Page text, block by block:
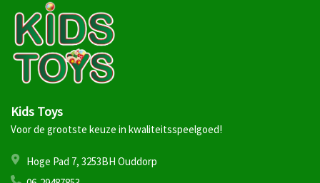
Kids Toys
Voor de grootste keuze in kwaliteitsspeelgoed!
Hoge Pad 7, 3253BH Ouddorp